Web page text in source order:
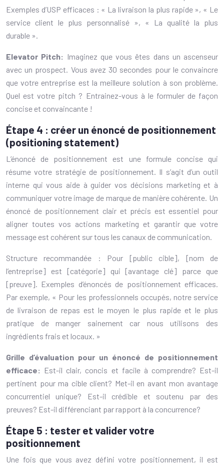
Exemples d’USP efficaces : « La livraison la plus rapide », « Le
service client le plus personnalisé », « La qualité la plus
durable ».
Elevator Pitch: Imaginez que vous êtes dans un ascenseur
avec un prospect. Vous avez 30 secondes pour le convaincre
que votre entreprise est la meilleure solution à son problème.
Quel est votre pitch ? Entrainez-vous à le formuler de façon
concise et convaincante !
Étape 4 : créer un énoncé de positionnement
(positioning statement)
L’énoncé de positionnement est une formule concise qui
résume votre stratégie de positionnement. Il s’agit d’un outil
interne qui vous aide à guider vos décisions marketing et à
communiquer votre image de marque de manière cohérente. Un
énoncé de positionnement clair et précis est essentiel pour
aligner toutes vos actions marketing et garantir que votre
message est cohérent sur tous les canaux de communication.
Structure recommandée : Pour [public cible], [nom de
l’entreprise] est [catégorie] qui [avantage clé] parce que
[preuve]. Exemples d’énoncés de positionnement efficaces.
Par exemple, « Pour les professionnels occupés, notre service
de livraison de repas est le moyen le plus rapide et le plus
pratique de manger sainement car nous utilisons des
ingrédients frais et locaux. »
Grille d’évaluation pour un énoncé de positionnement
efficace: Est-il clair, concis et facile à comprendre? Est-il
pertinent pour ma cible client? Met-il en avant mon avantage
concurrentiel unique? Est-il crédible et soutenu par des
preuves? Est-il différenciant par rapport à la concurrence?
Étape 5 : tester et valider votre
positionnement
Une fois que vous avez défini votre positionnement, il est